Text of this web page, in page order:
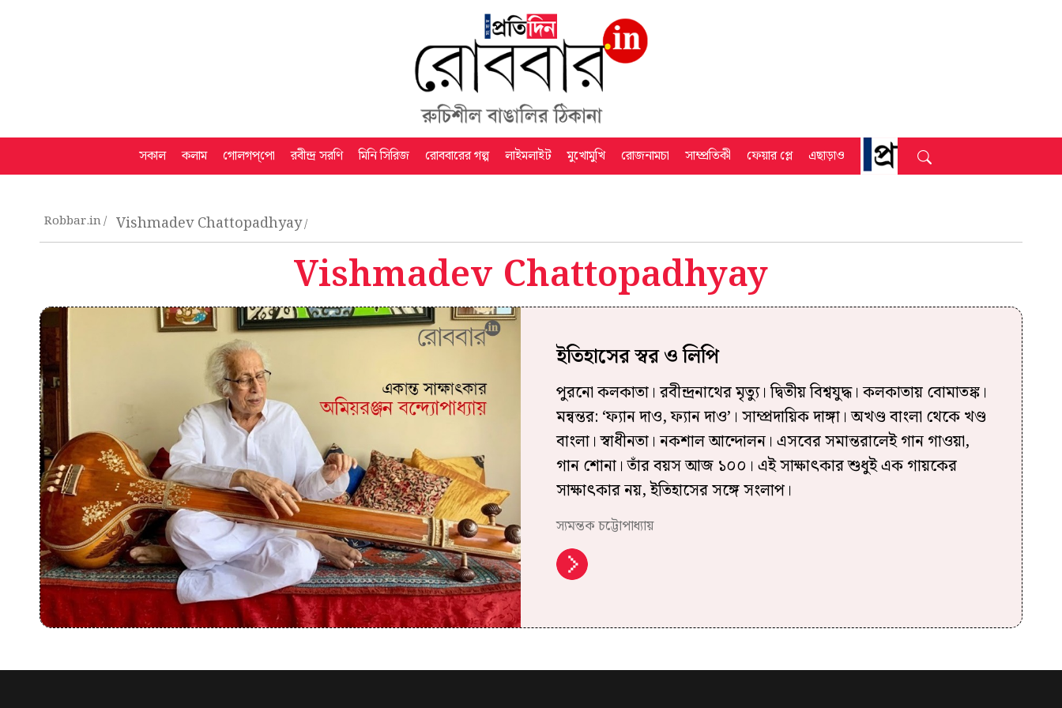
সকাল কলাম গোলগপ্‌পো রবীন্দ্র সরণি মিনি সিরিজ রোববারের গল্প লাইমলাইট মুখোমুখি রোজনামচা সাম্প্রতিকী ফেয়ার প্লে এছাড়াও
Robbar.in Vishmadev Chattopadhyay
Vishmadev Chattopadhyay
ইতিহাসের স্বর ও লিপি
পুরনো কলকাতা। রবীন্দ্রনাথের মৃত্যু। দ্বিতীয় বিশ্বযুদ্ধ। কলকাতায় বোমাতঙ্ক।
মন্বন্তর: ‘ফ্যান দাও, ফ্যান দাও’। সাম্প্রদায়িক দাঙ্গা। অখণ্ড বাংলা থেকে খণ্ড
বাংলা। স্বাধীনতা। নকশাল আন্দোলন। এসবের সমান্তরালেই গান গাওয়া,
গান শোনা। তাঁর বয়স আজ ১০০। এই সাক্ষাৎকার শুধুই এক গায়কের
সাক্ষাৎকার নয়, ইতিহাসের সঙ্গে সংলাপ।
স্যমন্তক চট্টোপাধ্যায়